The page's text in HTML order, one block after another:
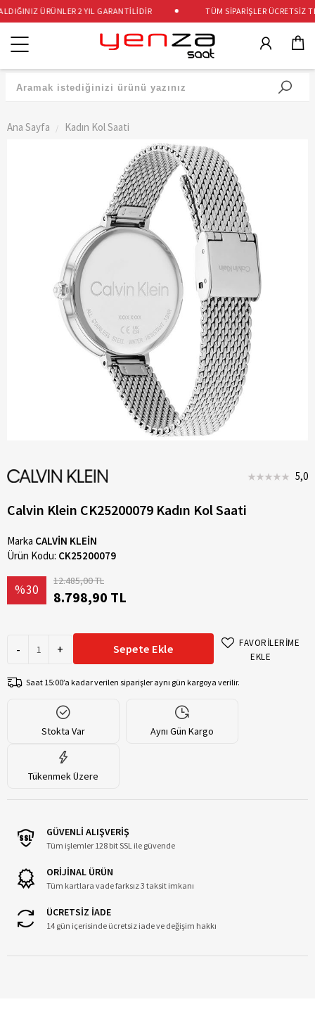
TÜM SİPARİŞLER ÜCRETSİZ
ÜRÜNLER 2 YIL GARANTİLİDİR
Kategoriler
Ana Sayfa Kadın Kol Saati
5,0
Calvin Klein CK25200079 Kadın Kol Saati
Marka CALVİN KLEİN
Ürün Kodu: CK25200079
%30
12.485,00 TL
8.798,90 TL
- + Sepete Ekle
FAVORİLERİME
EKLE
Saat 15:00’a kadar verilen siparişler aynı gün kargoya verilir.
Stokta Var Aynı Gün Kargo
Tükenmek Üzere
GÜVENLİ ALIŞVERİŞ
Tüm işlemler 128 bit SSL ile güvende
ORİJİNAL ÜRÜN
Tüm kartlara vade farksız 3 taksit imkanı
ÜCRETSİZ İADE
14 gün içerisinde ücretsiz iade ve değişim hakkı